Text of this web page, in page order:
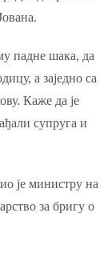
падне шака, да
а заједно са
Каже да је
супруга и
је министру на
за бригу о